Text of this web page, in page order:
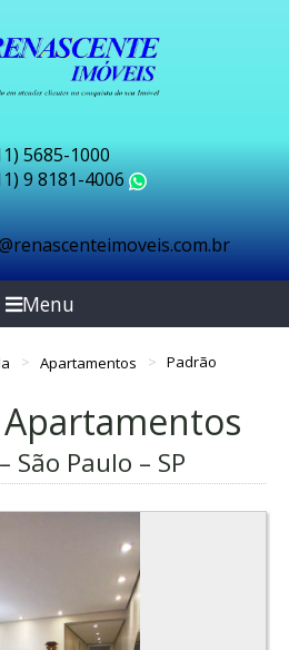
5685-1000
9 8181-4006
Menu
Apartamentos Padrão
Apartamentos
São Paulo – SP